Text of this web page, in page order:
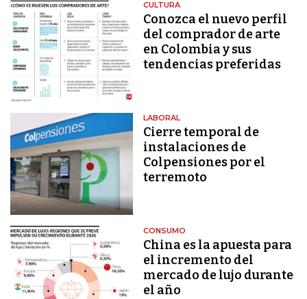
CULTURA
Conozca el nuevo perfil
del comprador de arte
en Colombia y sus
tendencias preferidas
LABORAL
Cierre temporal de
instalaciones de
Colpensiones por el
terremoto
CONSUMO
China es la apuesta para
el incremento del
mercado de lujo durante
el año